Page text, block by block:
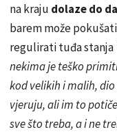
na kraju dolaze do
barem može
regulirati tuđa stanja
nekima je teško
kod velikih i malih,
vjeruju, ali im to
sve što treba, a i ne